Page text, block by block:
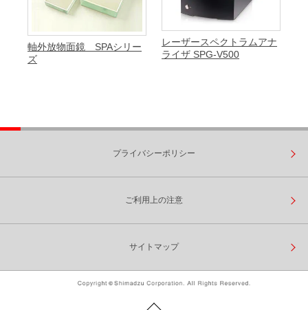
軸外放物面鏡 SPAシリー
ズ
レーザースペクトラムアナ
ライザ SPG-V500
プライバシーポリシー
ご利用上の注意
サイトマップ